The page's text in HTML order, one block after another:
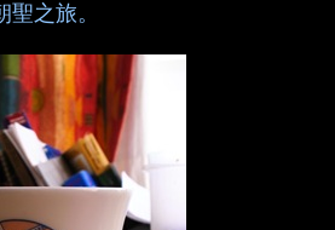
聖之旅。